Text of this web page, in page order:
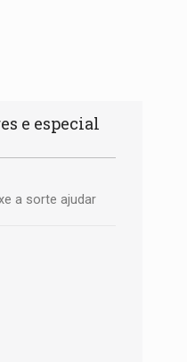
e especial
a sorte ajudar